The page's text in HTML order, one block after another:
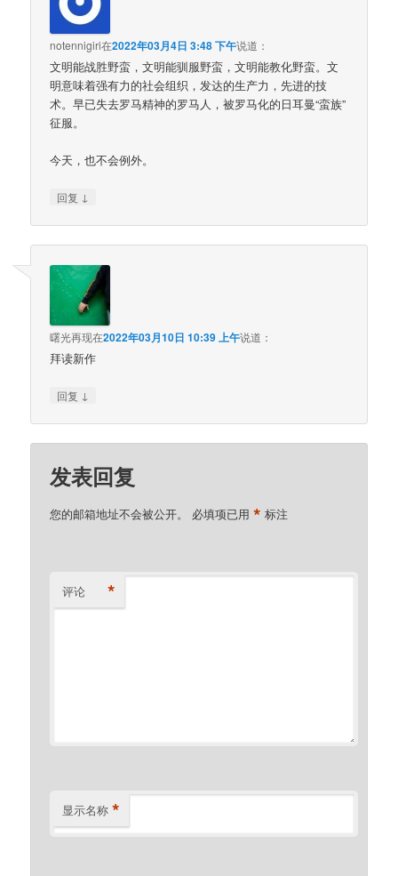
notennigiri在2022年03月4日 3:48 下午说道：
文明能战胜野蛮，文明能驯服野蛮，文明能教化野蛮。文
明意味着强有力的社会组织，发达的生产力，先进的技
术。早已失去罗马精神的罗马人，被罗马化的日耳曼“蛮族”
征服。
今天，也不会例外。
回复 ↓
曙光再现在2022年03月10日 10:39 上午说道：
拜读新作
回复 ↓
发表回复
您的邮箱地址不会被公开。 必填项已用* 标注
评论 *
显示名称 *